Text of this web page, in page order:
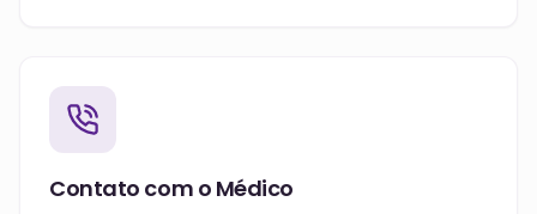
Contato com o Médico